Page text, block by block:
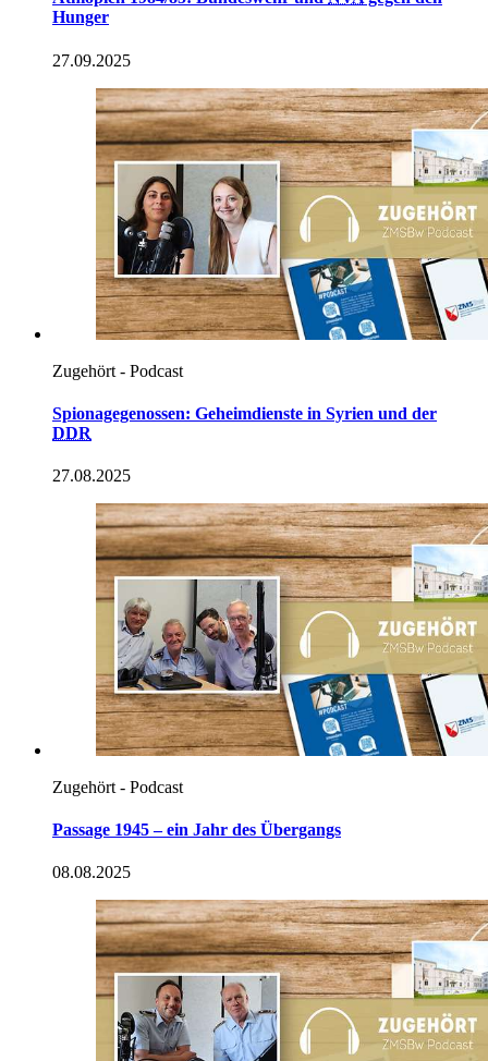
Hunger
27.09.2025
Zugehört - Podcast
Spionagegenossen: Geheimdienste in Syrien und der
DDR
27.08.2025
Zugehört - Podcast
Passage 1945 – ein Jahr des Übergangs
08.08.2025